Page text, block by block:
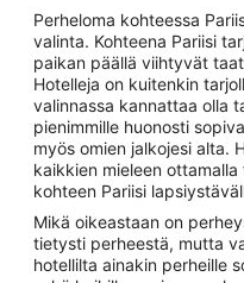
Perheloma kohteessa
valinta. Kohteena Pariisi
paikan päällä viihtyvät
Hotelleja on kuitenkin
valinnassa kannattaa olla
pienimmille huonosti
myös omien jalkojesi alta.
kaikkien mieleen
kohteen Pariisi
Mikä oikeastaan on
tietysti perheestä, mutta
hotellilta ainakin perheille